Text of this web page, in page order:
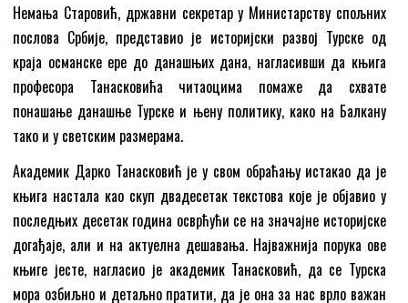
Немања Старовић, државни секретар у Министарству спољних
послова Србије, представио је историјски развој Турске од
краја османске ере до данашњих дана, нагласивши да књига
професора Танасковића читаоцима помаже да схвате
понашање данашње Турске и њену политику, како на Балкану
тако и у светским размерама.
Академик Дарко Танасковић је у свом обраћању истакао да је
књига настала као скуп двадесетак текстова које је објавио у
последњих десетак година осврћући се на значајне историјске
догађаје, али и на актуелна дешавања. Најважнија порука ове
књиге јесте, нагласио је академик Танасковић, да се Турска
мора озбиљно и детаљно пратити, да је она за нас врло важан